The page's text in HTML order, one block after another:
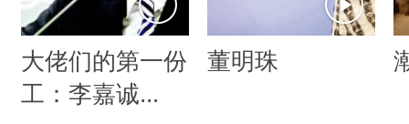
大佬们的第一份
工：李嘉诚...
董明珠